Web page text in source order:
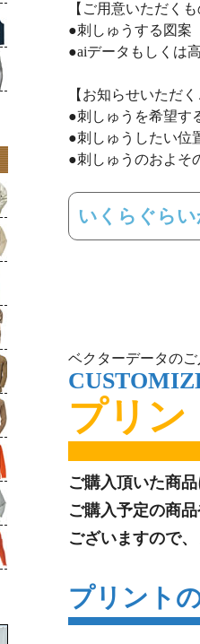
【ご用意いただくも
●刺しゅうする図案
●aiデータもしくは
【お知らせいただく
●刺しゅうを希望す
●刺しゅうしたい位
●刺しゅうのおよそ
いくらぐら
ベクターデータの
プリン
ご購入頂いた商
ご購入予定の商
ございますので、
プリント